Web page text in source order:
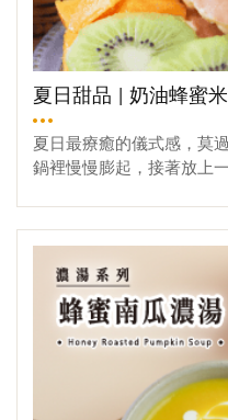
雞小腿擺上去。烤箱180
烤箱。180度烤12分鐘，
面，送進烤箱開火繼續烤
味 俱全,現在就來上色啦！
刷層蜂蜜水，再送進烤箱
油滋滋響，香味飄滿整個
來了！【步驟四】最後的
夏日甜品 | 奶油蜂蜜
夏日最療癒的儀式感，莫
鍋裡慢慢膨起，接著放上
秤重與調配，直接用市售
的無麩質料理吧！這款預
配好了！只需要準備：雞
麼簡單，買一包回家，廚
挑戰目標： 煎出像麥X勞
鬆餅！準備好你的平底鍋
鬆餅① 米鬆餅粉：一盒